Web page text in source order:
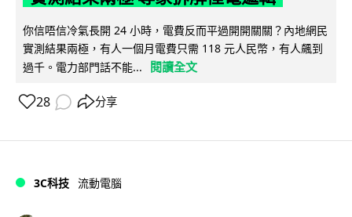
你信唔信冷氣長開 24 小時，電費反而平過開開關關？內地網民
實測結果兩極，有人一個月電費只需 118 元人民幣，有人飆到
過千。電力部門話不能...
閱讀全文
28 分享
3C科技 流動電腦